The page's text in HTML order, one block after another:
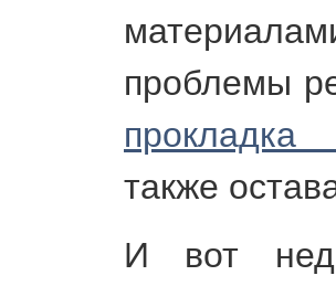
проблемы
прокладка
также
И вот